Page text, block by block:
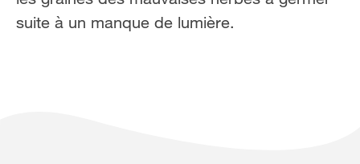
Qui sommes-nous?
suite à un manque de lumière.